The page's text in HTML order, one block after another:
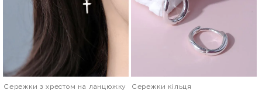
Сережки з хрестом на ланцюжку Сережки кільця